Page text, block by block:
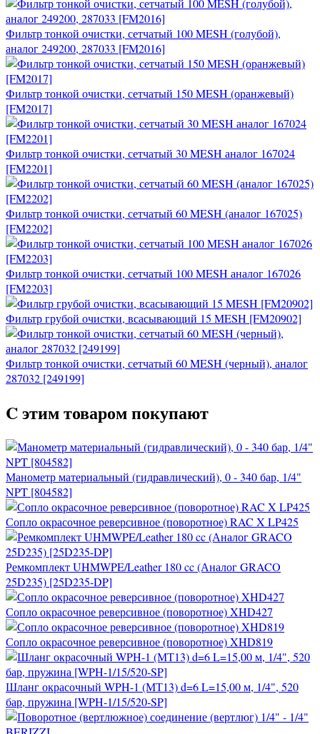
Фильтр тонкой очистки, сетчатый 100 MESH (голубой),
аналог 249200, 287033 [FM2016]
Фильтр тонкой очистки, сетчатый 150 MESH (оранжевый)
[FM2017]
Фильтр тонкой очистки, сетчатый 30 MESH аналог 167024
[FM2201]
Фильтр тонкой очистки, сетчатый 60 MESH (аналог 167025)
[FM2202]
Фильтр тонкой очистки, сетчатый 100 MESH аналог 167026
[FM2203]
Фильтр грубой очистки, всасывающий 15 MESH [FM20902]
Фильтр тонкой очистки, сетчатый 60 MESH (черный), аналог
287032 [249199]
C этим товаром покупают
Манометр материальный (гидравлический), 0 - 340 бар, 1/4"
NPT [804582]
Сопло окрасочное реверсивное (поворотное) RAC X LP425
Ремкомплект UHMWPE/Leather 180 cc (Аналог GRACO
25D235) [25D235-DP]
Сопло окрасочное реверсивное (поворотное) XHD427
Сопло окрасочное реверсивное (поворотное) XHD819
Шланг окрасочный WPH-1 (МТ13) d=6 L=15,00 м, 1/4", 520
бар, пружина [WPH-1/15/520-SP]